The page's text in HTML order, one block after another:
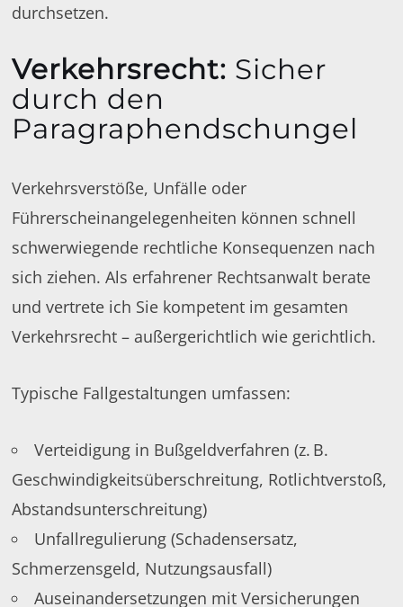
durchsetzen.
Verkehrsrecht: Sicher
durch den
Paragraphendschungel
Verkehrsverstöße, Unfälle oder
Führerscheinangelegenheiten können schnell
schwerwiegende rechtliche Konsequenzen nach
sich ziehen. Als erfahrener Rechtsanwalt berate
und vertrete ich Sie kompetent im gesamten
Verkehrsrecht – außergerichtlich wie gerichtlich.
Typische Fallgestaltungen umfassen:
Verteidigung in Bußgeldverfahren (z. B.
Geschwindigkeitsüberschreitung, Rotlichtverstoß,
Abstandsunterschreitung)
Unfallregulierung (Schadensersatz,
Schmerzensgeld, Nutzungsausfall)
Auseinandersetzungen mit Versicherungen